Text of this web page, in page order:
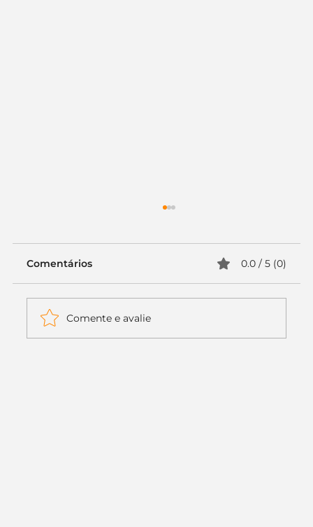
Comentários 0.0 / 5 (0)
Comente e avalie